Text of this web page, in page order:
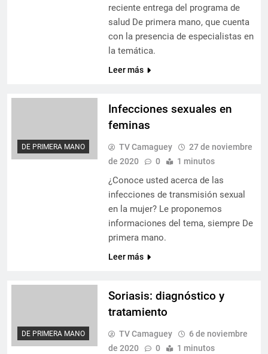
reciente entrega del programa de
salud De primera mano, que cuenta
con la presencia de especialistas en
la temática.
Leer más
DE PRIMERA MANO
Infecciones sexuales en
feminas
TV Camaguey
27 de noviembre
de 2020
0 1 minutos
¿Conoce usted acerca de las
infecciones de transmisión sexual
en la mujer? Le proponemos
informaciones del tema, siempre De
primera mano.
Leer más
DE PRIMERA MANO
Soriasis: diagnóstico y
tratamiento
TV Camaguey
6 de noviembre
de 2020
0 1 minutos